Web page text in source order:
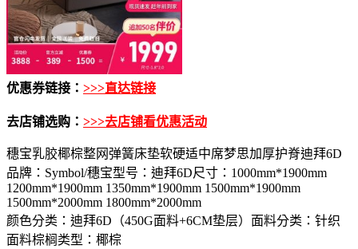
优惠券链接： >>>直达链接
去店铺选购： >>>去店铺看优惠活动
穗宝乳胶椰棕整网弹簧床垫软硬适中席梦思加厚护脊迪拜6D
品牌：Symbol/穗宝型号：迪拜6D尺寸：1000mm*1900mm
1200mm*1900mm 1350mm*1900mm 1500mm*1900mm
1500mm*2000mm 1800mm*2000mm
颜色分类：迪拜6D（450G面料+6CM垫层）面料分类：针织
面料棕榈类型：椰棕